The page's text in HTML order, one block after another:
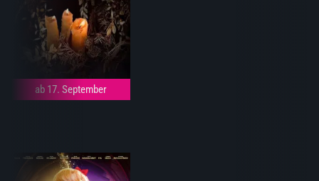
ab 17. September